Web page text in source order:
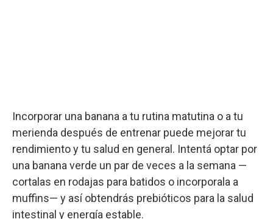
Incorporar una banana a tu rutina matutina o a tu
merienda después de entrenar puede mejorar tu
rendimiento y tu salud en general. Intentá optar por
una banana verde un par de veces a la semana —
cortalas en rodajas para batidos o incorporala a
muffins— y así obtendrás prebióticos para la salud
intestinal y energía estable.